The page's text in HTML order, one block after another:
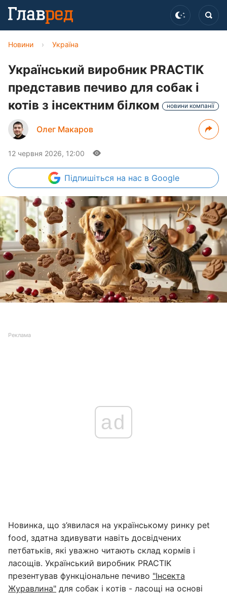
Новини › Україна
Український виробник PRACTIK
представив печиво для собак і
котів з інсектним білком
новини компанії
Олег Макаров
12 червня 2026, 12:00
Підпишіться на нас в Google
Реклама
ad
Новинка, що з’явилася на українському ринку pet
food, здатна здивувати навіть досвідчених
петбатьків, які уважно читають склад кормів і
ласощів. Український виробник PRACTIK
презентував функціональне печиво "Інсекта
Журавлина" для собак і котів - ласощі на основі